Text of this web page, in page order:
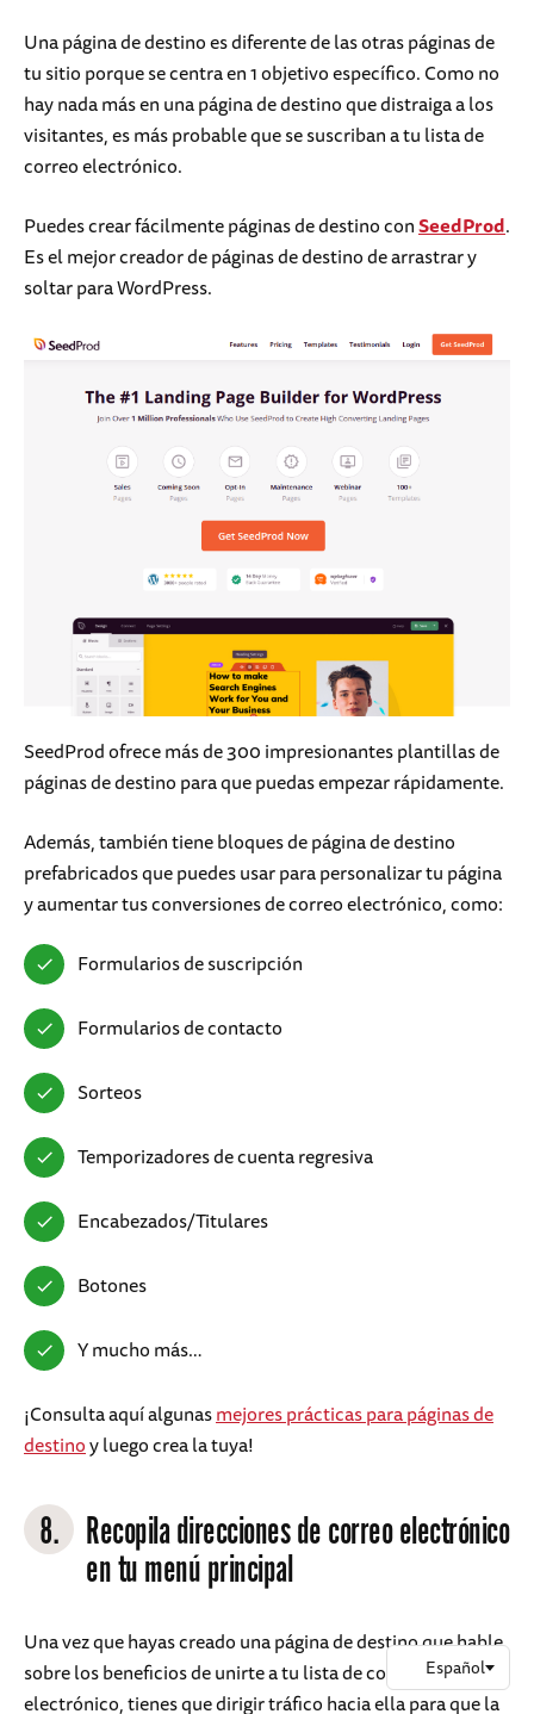
Una página de destino es diferente de las otras páginas de
tu sitio porque se centra en 1 objetivo específico. Como no
hay nada más en una página de destino que distraiga a los
visitantes, es más probable que se suscriban a tu lista de
correo electrónico.
Puedes crear fácilmente páginas de destino conSeedProd.
Es el mejor creador de páginas de destino de arrastrar y
soltar para WordPress.
SeedProd ofrece más de 300 impresionantes plantillas de
páginas de destino para que puedas empezar rápidamente.
Además, también tiene bloques de página de destino
prefabricados que puedes usar para personalizar tu página
y aumentar tus conversiones de correo electrónico, como:
Formularios de suscripción
Formularios de contacto
Sorteos
Temporizadores de cuenta regresiva
Encabezados/Titulares
Botones
Y mucho más…
¡Consulta aquí algunasmejores prácticas para páginas de
destinoy luego crea la tuya!
8. Recopila direcciones de correo electrónico
en tu menú principal
Una vez que hayas creado una página de destino que hable
sobre los beneficios de unirte a tu lista de correo
electrónico, tienes que dirigir tráfico hacia ella para que la